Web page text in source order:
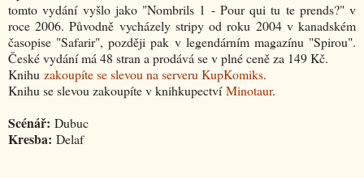
tomto vydání vyšlo jako "Nombrils 1 - Pour qui tu te prends?" v
roce 2006. Původně vycházely stripy od roku 2004 v kanadském
časopise "Safarir", později pak v legendárním magazínu "Spirou".
České vydání má 48 stran a prodává se v plné ceně za 149 Kč.
Knihu zakoupíte se slevou na serveru KupKomiks.
Knihu se slevou zakoupíte v knihkupectvíMinotaur.
Scénář: Dubuc
Kresba: Delaf